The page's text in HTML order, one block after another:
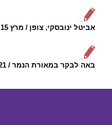
אביטל ינובסקי, צופן / מרץ 15
באה לבקר במאורת הנמר / 21 ינואר